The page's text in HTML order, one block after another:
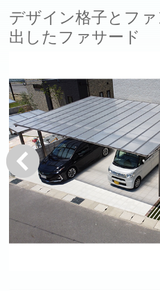
デザイン格子とフ
出したファサード
戻る